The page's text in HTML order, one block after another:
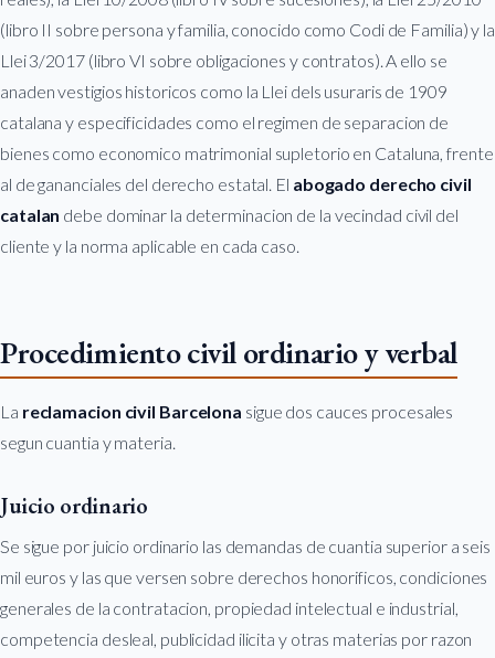
(libro II sobre persona y familia, conocido como Codi de Familia) y la
Llei 3/2017 (libro VI sobre obligaciones y contratos). A ello se
anaden vestigios historicos como la Llei dels usuraris de 1909
catalana y especificidades como el regimen de separacion de
bienes como economico matrimonial supletorio en Cataluna, frente
al de gananciales del derecho estatal. El abogado derecho civil
catalan debe dominar la determinacion de la vecindad civil del
cliente y la norma aplicable en cada caso.
Procedimiento civil ordinario y verbal
La reclamacion civil Barcelona sigue dos cauces procesales
segun cuantia y materia.
Juicio ordinario
Se sigue por juicio ordinario las demandas de cuantia superior a seis
mil euros y las que versen sobre derechos honorificos, condiciones
generales de la contratacion, propiedad intelectual e industrial,
competencia desleal, publicidad ilicita y otras materias por razon